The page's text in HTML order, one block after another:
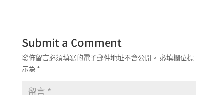
Submit a Comment
發佈留言必須填寫的電子郵件地址不會公開。 必填欄位標
示為 *